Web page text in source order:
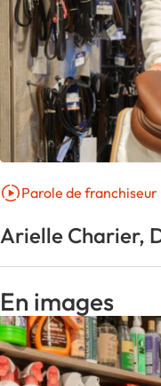
Arielle Charier,
Parole de franchiseur
En images